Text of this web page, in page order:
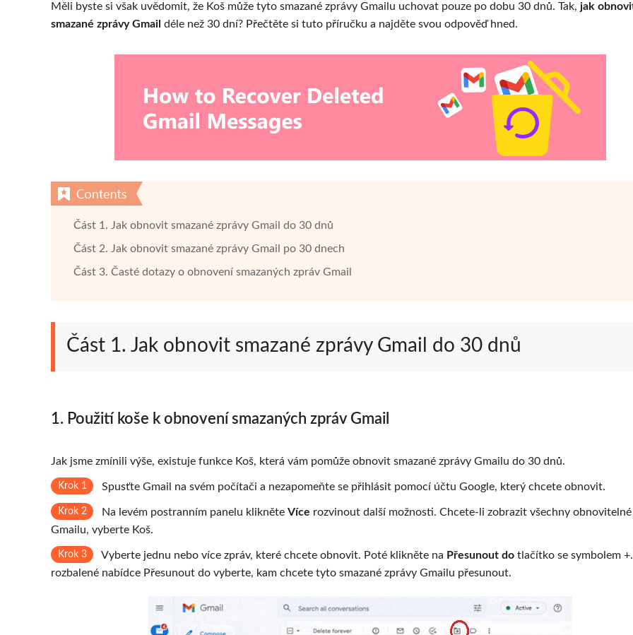
Měli byste si však uvědomit, že Koš může tyto smazané zprávy Gmailu uchovat pouze po dobu 30 dnů. Tak, jak
smazané zprávy Gmail déle než 30 dní? Přečtěte si tuto příručku a najděte svou odpověď hned.
Část 1. Jak obnovit smazané zprávy Gmail do 30 dnů
Část 2. Jak obnovit smazané zprávy Gmail po 30 dnech
Část 3. Časté dotazy o obnovení smazaných zpráv Gmail
Část 1. Jak obnovit smazané zprávy Gmail do 30 dnů
1. Použití koše k obnovení smazaných zpráv Gmail
Jak jsme zmínili výše, existuje funkce Koš, která vám pomůže obnovit smazané zprávy Gmailu do 30 dnů.
Krok 1 Spusťte Gmail na svém počítači a nezapomeňte se přihlásit pomocí účtu Google, který chcete obnovit.
Krok 2 Na levém postranním panelu klikněte Více rozvinout další možnosti. Chcete-li zobrazit všechny
Gmailu, vyberte Koš.
Krok 3 Vyberte jednu nebo více zpráv, které chcete obnovit. Poté klikněte na Přesunout do tlačítko se symbolem
rozbalené nabídce Přesunout do vyberte, kam chcete tyto smazané zprávy Gmailu přesunout.